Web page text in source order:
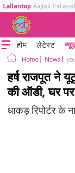
Lallantop Aajtak
होम लेटेस्ट
Home News
हर्ष राजपूत ने
की ऑडी, घर
धाकड़ रिपोर्टर के